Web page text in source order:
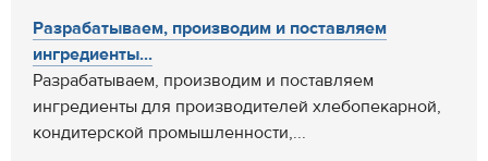
Разрабатываем, производим и поставляем
ингредиенты...
Разрабатываем, производим и поставляем
ингредиенты для производителей хлебопекарной,
кондитерской промышленности,...